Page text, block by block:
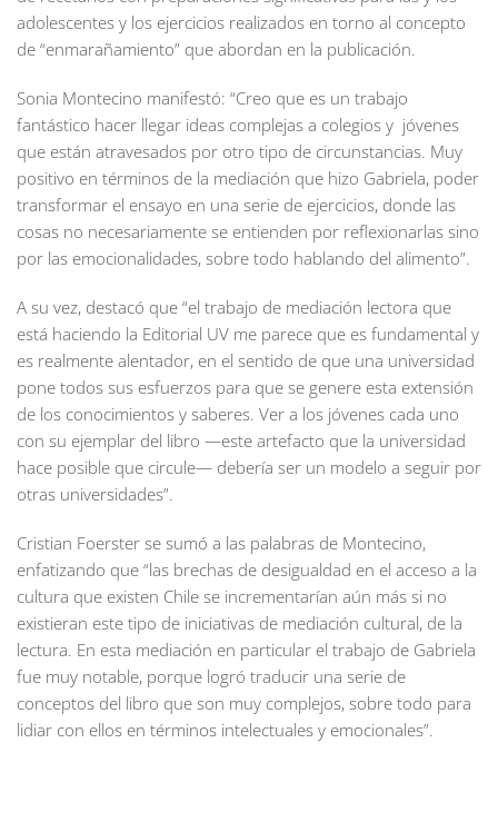
adolescentes y los ejercicios realizados en torno al concepto
de “enmarañamiento” que abordan en la publicación.
Sonia Montecino manifestó: “Creo que es un trabajo
fantástico hacer llegar ideas complejas a colegios y jóvenes
que están atravesados por otro tipo de circunstancias. Muy
positivo en términos de la mediación que hizo Gabriela, poder
transformar el ensayo en una serie de ejercicios, donde las
cosas no necesariamente se entienden por reflexionarlas sino
por las emocionalidades, sobre todo hablando del alimento”.
A su vez, destacó que “el trabajo de mediación lectora que
está haciendo la Editorial UV me parece que es fundamental y
es realmente alentador, en el sentido de que una universidad
pone todos sus esfuerzos para que se genere esta extensión
de los conocimientos y saberes. Ver a los jóvenes cada uno
con su ejemplar del libro —este artefacto que la universidad
hace posible que circule— debería ser un modelo a seguir por
otras universidades”.
Cristian Foerster se sumó a las palabras de Montecino,
enfatizando que “las brechas de desigualdad en el acceso a la
cultura que existen Chile se incrementarían aún más si no
existieran este tipo de iniciativas de mediación cultural, de la
lectura. En esta mediación en particular el trabajo de Gabriela
fue muy notable, porque logró traducir una serie de
conceptos del libro que son muy complejos, sobre todo para
lidiar con ellos en términos intelectuales y emocionales”.